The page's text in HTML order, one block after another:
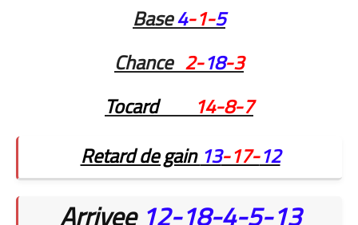
Base4-1-5
Chance2-18-3
Tocard
14-8-7
Retard de gain13-17-12